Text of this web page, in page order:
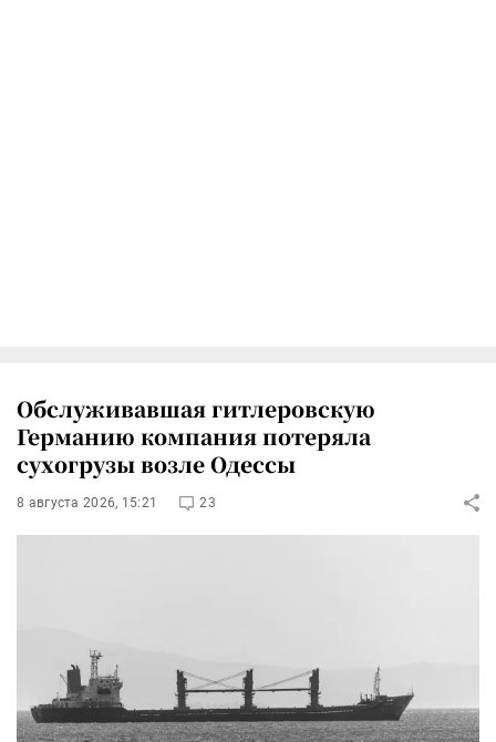
Обслуживавшая гитлеровскую
Германию компания потеряла
сухогрузы возле Одессы
8 августа 2026, 15:21 23